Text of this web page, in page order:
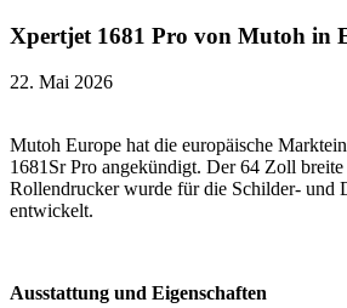
Xpertjet 1681 Pro von Mutoh in
22. Mai 2026
Mutoh Europe hat die europäische
1681Sr Pro angekündigt. Der 64 Zoll
Rollendrucker wurde für die Schilder- und
entwickelt.
Ausstattung und Eigenschaften